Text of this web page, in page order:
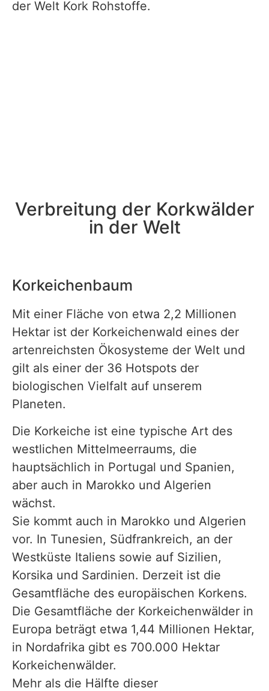
der Welt Kork Rohstoffe.
Verbreitung der Korkwälder
in der Welt
Korkeichenbaum
Mit einer Fläche von etwa 2,2 Millionen
Hektar ist der Korkeichenwald eines der
artenreichsten Ökosysteme der Welt und
gilt als einer der 36 Hotspots der
biologischen Vielfalt auf unserem
Planeten.
Die Korkeiche ist eine typische Art des
westlichen Mittelmeerraums, die
hauptsächlich in Portugal und Spanien,
aber auch in Marokko und Algerien
wächst.
Sie kommt auch in Marokko und Algerien
vor. In Tunesien, Südfrankreich, an der
Westküste Italiens sowie auf Sizilien,
Korsika und Sardinien. Derzeit ist die
Gesamtfläche des europäischen Korkens.
Die Gesamtfläche der Korkeichenwälder in
Europa beträgt etwa 1,44 Millionen Hektar,
in Nordafrika gibt es 700.000 Hektar
Korkeichenwälder.
Mehr als die Hälfte dieser